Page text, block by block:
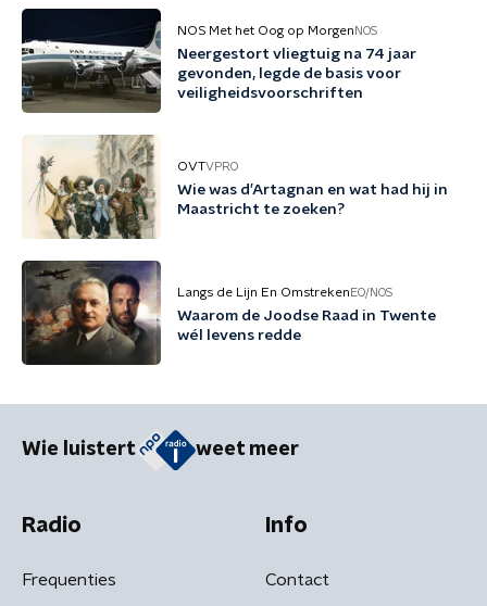
NOS Met het Oog op Morgen NOS
Neergestort vliegtuig na 74 jaar
gevonden, legde de basis voor
veiligheidsvoorschriften
OVTVPRO
Wie was d’Artagnan en wat had hij in
Maastricht te zoeken?
Langs de Lijn En Omstreken EO/NOS
Waarom de Joodse Raad in Twente
wél levens redde
Wie luistert weet meer
Radio
Frequenties
Info
Contact